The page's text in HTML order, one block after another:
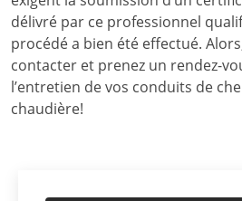
délivré par ce professionnel
procédé a bien été effectué.
contacter et prenez un rendez-
l’entretien de vos conduits de
chaudière!